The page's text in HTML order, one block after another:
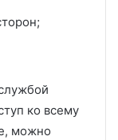
ко всему
можно